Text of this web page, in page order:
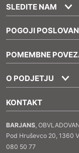
SLEDITE NAM
POGOJI
POMEMBNE
O PODJETJU
KONTAKT
BARJANS,
Pod Hruševco 20, 1360
080 50 77